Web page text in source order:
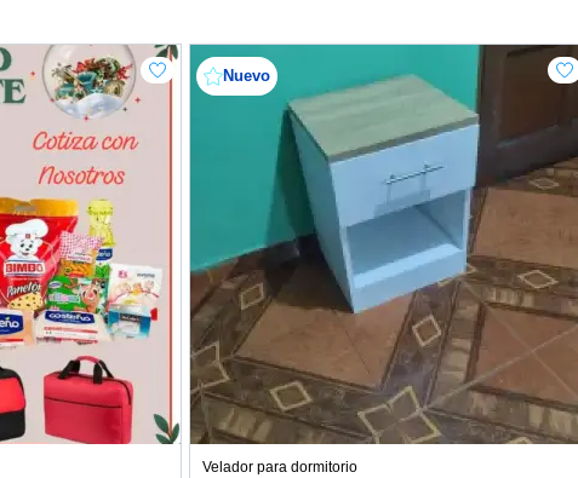
Nuevo
Velador para dormitorio